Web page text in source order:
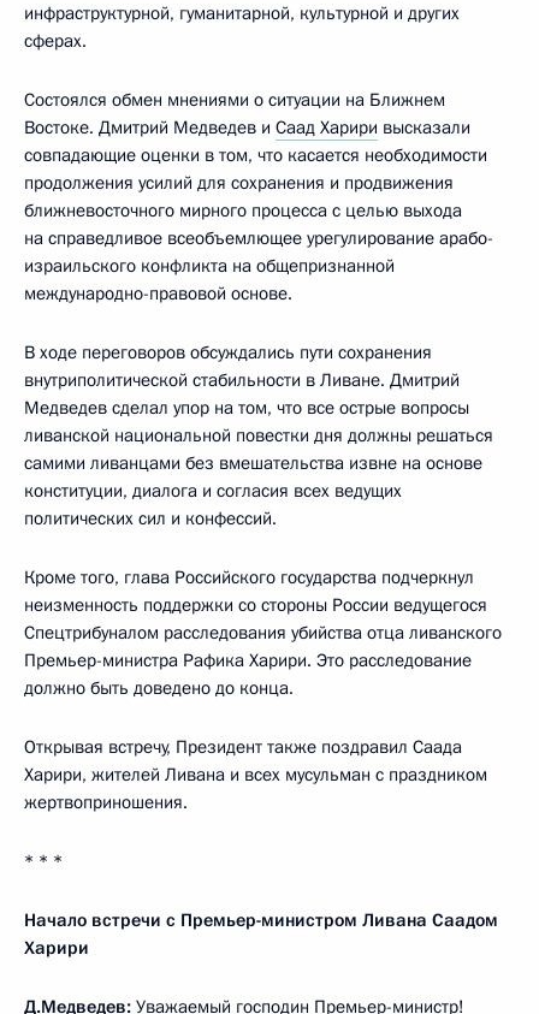
инфраструктурной, гуманитарной, культурной и других
сферах.
Состоялся обмен мнениями о ситуации на Ближнем
Востоке. Дмитрий Медведев и Саад Харири высказали
совпадающие оценки в том, что касается необходимости
продолжения усилий для сохранения и продвижения
ближневосточного мирного процесса с целью выхода
на справедливое всеобъемлющее урегулирование арабо-
израильского конфликта на общепризнанной
международно-правовой основе.
В ходе переговоров обсуждались пути сохранения
внутриполитической стабильности в Ливане. Дмитрий
Медведев сделал упор на том, что все острые вопросы
ливанской национальной повестки дня должны решаться
самими ливанцами без вмешательства извне на основе
конституции, диалога и согласия всех ведущих
политических сил и конфессий.
Кроме того, глава Российского государства подчеркнул
неизменность поддержки со стороны России ведущегося
Спецтрибуналом расследования убийства отца ливанского
Премьер-министра Рафика Харири. Это расследование
должно быть доведено до конца.
Открывая встречу, Президент также поздравил Саада
Харири, жителей Ливана и всех мусульман с праздником
жертвоприношения.
* * *
Начало встречи с Премьер-министром Ливана Саадом
Харири
Д.Медведев: Уважаемый господин Премьер-министр!